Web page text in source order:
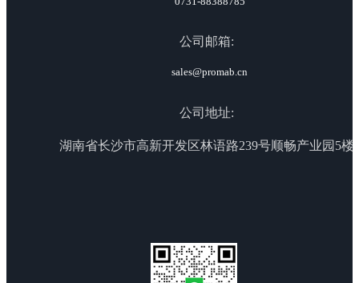
公司邮箱:
sales@promab.cn
公司地址:
湖南省长沙市高新开发区林语路239号顺畅产业园5楼